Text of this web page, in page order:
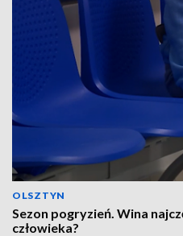
OLSZTYN
Sezon pogryzień. Wina
człowieka?